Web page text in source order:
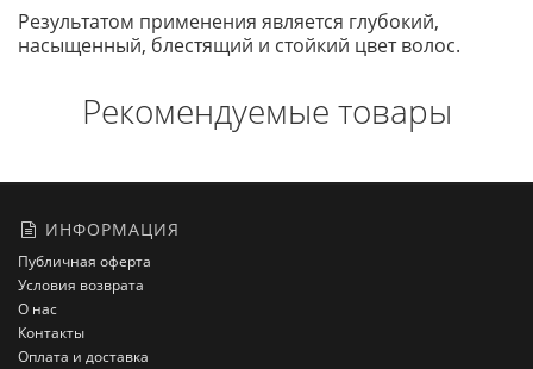
Результатом применения является глубокий,
насыщенный, блестящий и стойкий цвет волос.
Рекомендуемые товары
ИНФОРМАЦИЯ
Публичная оферта
Условия возврата
О нас
Контакты
Оплата и доставка